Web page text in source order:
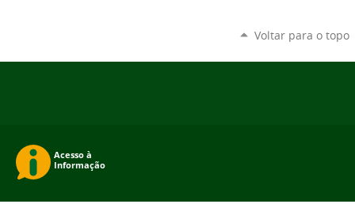
Voltar para o topo